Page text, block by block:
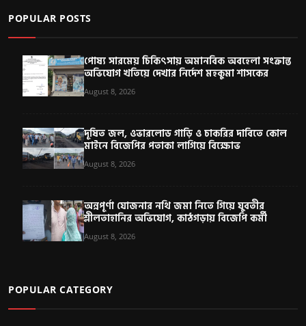
POPULAR POSTS
পোষ্য সারমেয় চিকিৎসায় অমানবিক অবহেলা সংক্রান্ত
অভিযোগ খতিয়ে দেখার নির্দেশ মহকুমা শাসকের
August 8, 2026
দূষিত জল, ওভারলোড গাড়ি ও চাকরির দাবিতে কোল
মাইনে বিজেপির পতাকা লাগিয়ে বিক্ষোভ
August 8, 2026
অন্নপূর্ণা যোজনার নথি জমা নিতে গিয়ে যুবতীর
শ্লীলতাহানির অভিযোগ, কাঠগড়ায় বিজেপি কর্মী
August 8, 2026
POPULAR CATEGORY